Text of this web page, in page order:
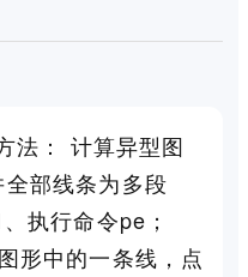
法： 计算异型图
部线条为多段
执行命令pe；
形中的一条线，点